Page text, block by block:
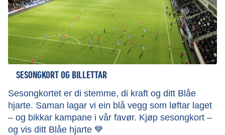
SESONGKORT OG BILLETTAR
Sesongkortet er di stemme, di kraft og ditt Blåe
hjarte. Saman lagar vi ein blå vegg som løftar laget
– og bikkar kampane i vår favør. Kjøp sesongkort –
og vis ditt Blåe hjarte 💙